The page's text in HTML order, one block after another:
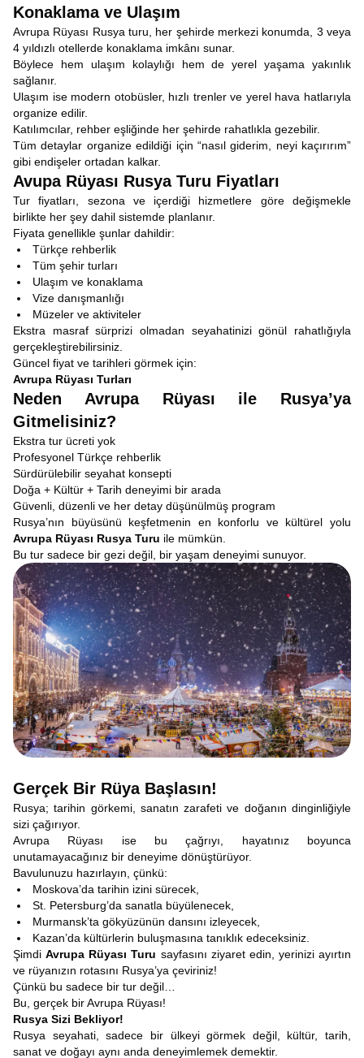
Konaklama ve Ulaşım
Avrupa Rüyası Rusya turu, her şehirde merkezi konumda, 3 veya
4 yıldızlı otellerde konaklama imkânı sunar.
Böylece hem ulaşım kolaylığı hem de yerel yaşama yakınlık
sağlanır.
Ulaşım ise modern otobüsler, hızlı trenler ve yerel hava hatlarıyla
organize edilir.
Katılımcılar, rehber eşliğinde her şehirde rahatlıkla gezebilir.
Tüm detaylar organize edildiği için “nasıl giderim, neyi kaçırırım”
gibi endişeler ortadan kalkar.
Avupa Rüyası Rusya Turu Fiyatları
Tur fiyatları, sezona ve içerdiği hizmetlere göre değişmekle
birlikte her şey dahil sistemde planlanır.
Fiyata genellikle şunlar dahildir:
Türkçe rehberlik
Tüm şehir turları
Ulaşım ve konaklama
Vize danışmanlığı
Müzeler ve aktiviteler
Ekstra masraf sürprizi olmadan seyahatinizi gönül rahatlığıyla
gerçekleştirebilirsiniz.
Güncel fiyat ve tarihleri görmek için:
Avrupa Rüyası Turları
Neden Avrupa Rüyası ile Rusya’ya
Gitmelisiniz?
Ekstra tur ücreti yok
Profesyonel Türkçe rehberlik
Sürdürülebilir seyahat konsepti
Doğa + Kültür + Tarih deneyimi bir arada
Güvenli, düzenli ve her detay düşünülmüş program
Rusya’nın büyüsünü keşfetmenin en konforlu ve kültürel yolu
Avrupa Rüyası Rusya Turu ile mümkün.
Bu tur sadece bir gezi değil, bir yaşam deneyimi sunuyor.
Gerçek Bir Rüya Başlasın!
Rusya; tarihin görkemi, sanatın zarafeti ve doğanın dinginliğiyle
sizi çağırıyor.
Avrupa Rüyası ise bu çağrıyı, hayatınız boyunca
unutamayacağınız bir deneyime dönüştürüyor.
Bavulunuzu hazırlayın, çünkü:
Moskova’da tarihin izini sürecek,
St. Petersburg’da sanatla büyülenecek,
Murmansk’ta gökyüzünün dansını izleyecek,
Kazan’da kültürlerin buluşmasına tanıklık edeceksiniz.
ŞimdiAvrupa Rüyası Turu sayfasını ziyaret edin, yerinizi ayırtın
ve rüyanızın rotasını Rusya’ya çeviriniz!
Çünkü bu sadece bir tur değil…
Bu, gerçek bir Avrupa Rüyası!
Rusya Sizi Bekliyor!
Rusya seyahati, sadece bir ülkeyi görmek değil, kültür, tarih,
sanat ve doğayı aynı anda deneyimlemek demektir.